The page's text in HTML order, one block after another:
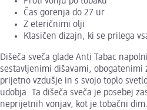
Čas gorenja do 27 ur
Z eteričnimi olji
Klasičen dizajn, ki se prilega
Dišeča sveča glade Anti Tabac
sestavljenimi dišavami,
prijetno vzdušje in s svojo toplo
udobja. Ta dišeča sveča je posebej
neprijetnih vonjav, kot je tobačni